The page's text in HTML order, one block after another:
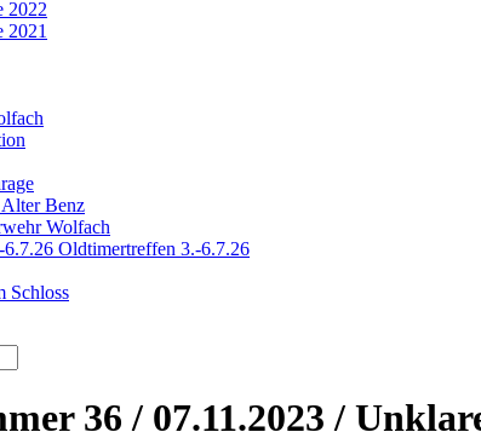
2022
2021
Benz
Wolfach
Oldtimertreffen 3.-6.7.26
Schloss
36 / 07.11.2023 /